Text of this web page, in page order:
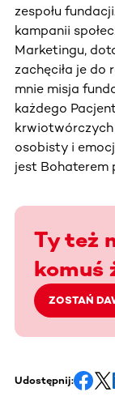
zespołu
kampanii
Marketingu,
zachęciła je do
mnie misja
każdego
osobisty i
jest Bohaterem
Ty też
komuś
ZOSTAŃ
Udostępnij: